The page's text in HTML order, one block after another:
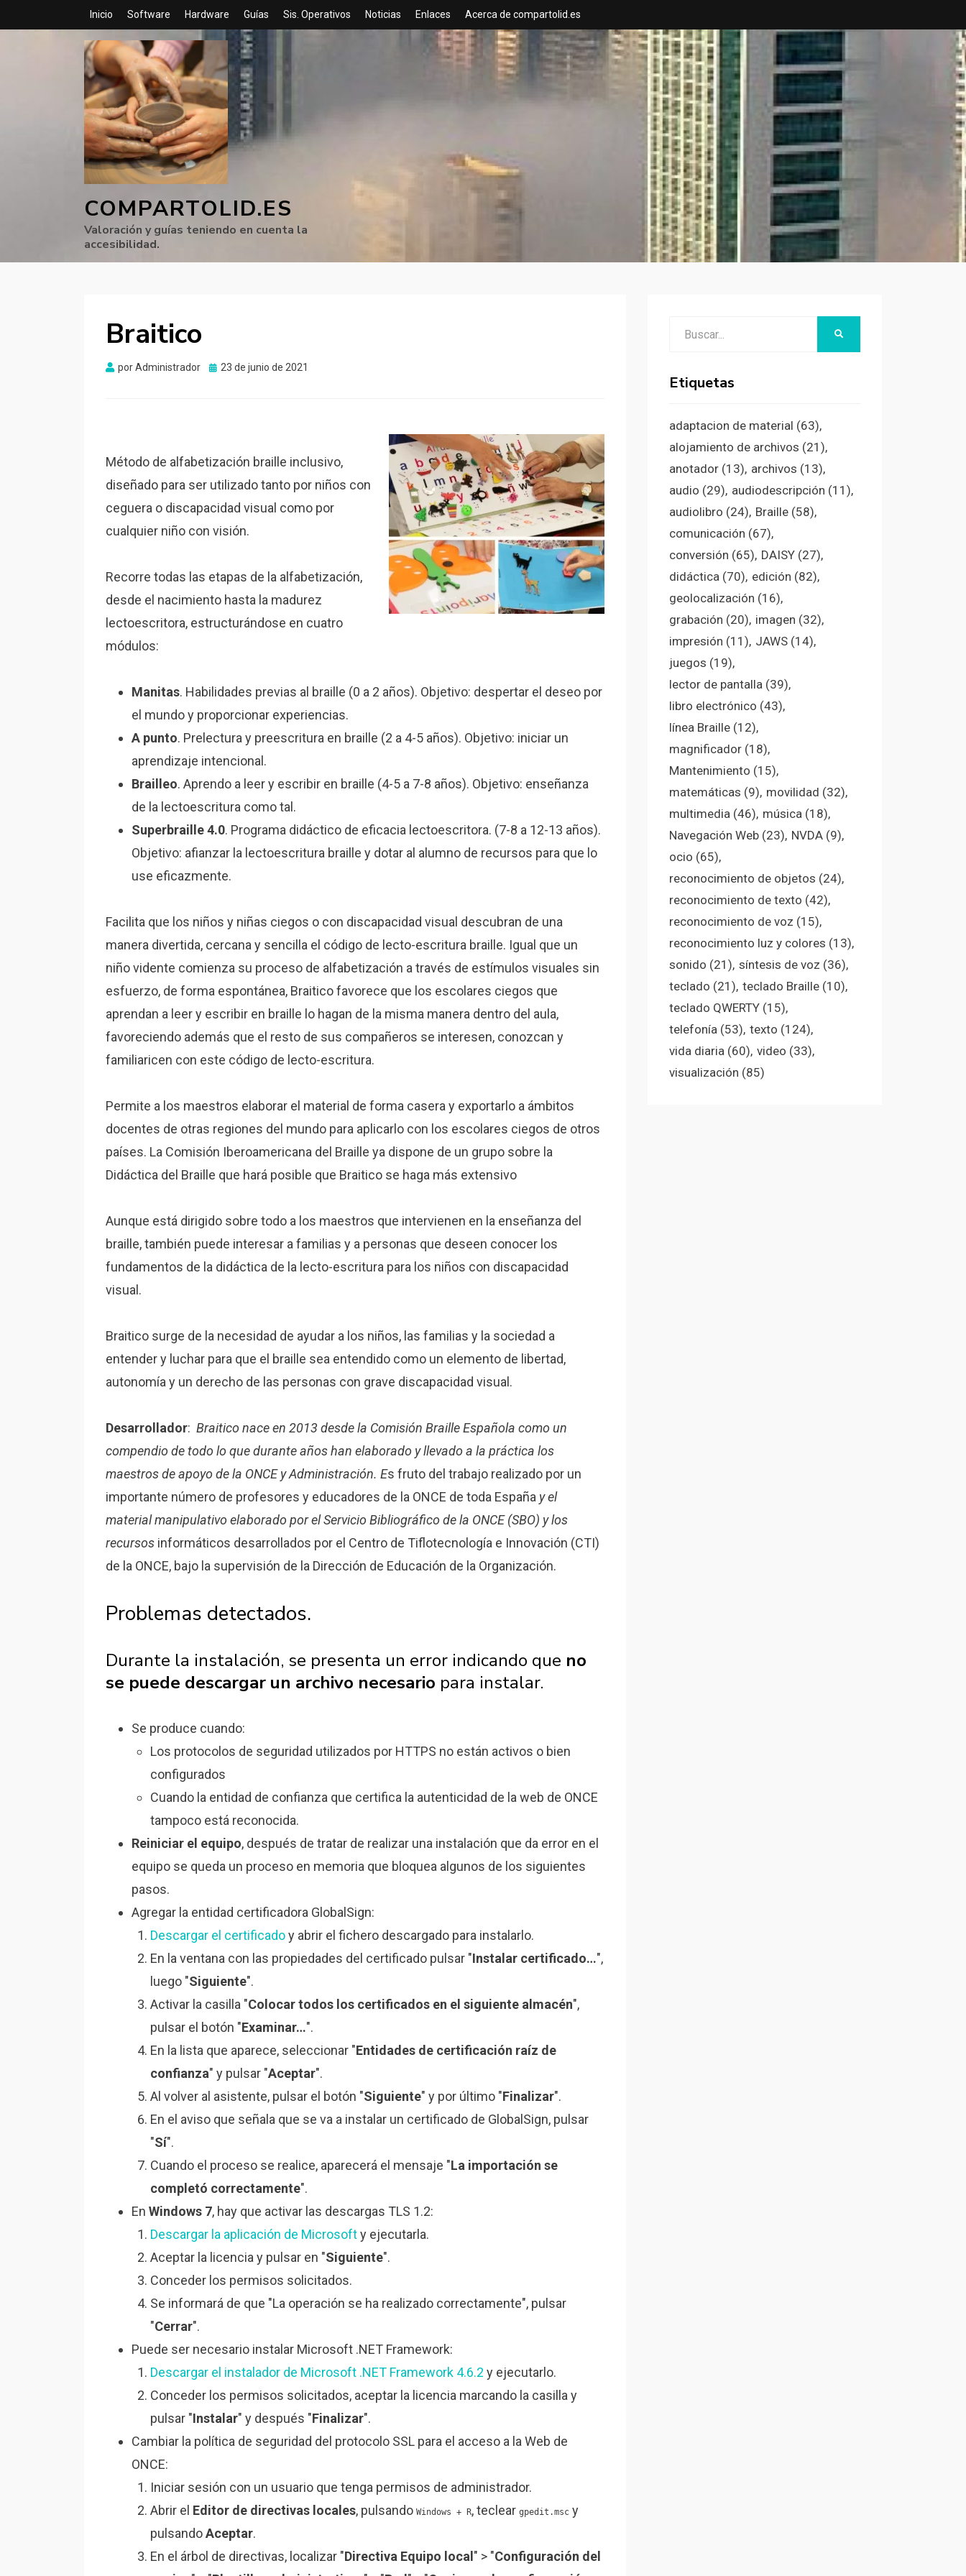
Inicio Software Hardware Guías Sis. Operativos Noticias Enlaces Acerca de compartolid.es
COMPARTOLID.ES
Valoración y guías teniendo en cuenta la
accesibilidad.
Braitico
porAdministrador
Publicado
23 de junio de 2021
Método de alfabetización braille inclusivo,
diseñado para ser utilizado tanto por niños con
ceguera o discapacidad visual como por
cualquier niño con visión.
Recorre todas las etapas de la alfabetización,
desde el nacimiento hasta la madurez
lectoescritora, estructurándose en cuatro
módulos:
Manitas. Habilidades previas al braille (0 a 2 años). Objetivo: despertar el deseo por
el mundo y proporcionar experiencias.
A punto. Prelectura y preescritura en braille (2 a 4-5 años). Objetivo: iniciar un
aprendizaje intencional.
Brailleo. ​Aprendo a leer y escribir en braille (4-5 a 7-8 años). Objetivo: enseñanza
de la lectoescritura como tal.
Superbraille 4.0. Programa didáctico de eficacia lectoescritora. (7-8 a 12-13 años).
Objetivo: afianzar la lectoescritura braille y dotar al alumno de recursos para que lo
use eficazmente.
Facilita que los niños y niñas ciegos o con discapacidad visual descubran de una
manera divertida, cercana y sencilla el código de lecto-escritura braille. Igual que un
niño vidente comienza su proceso de alfabetización a través de estímulos visuales sin
esfuerzo, de forma espontánea, Braitico favorece que los escolares ciegos que
aprendan a leer y escribir en braille lo hagan de la misma manera dentro del aula,
favoreciendo además que el resto de sus compañeros se interesen, conozcan y
familiaricen con este código de lecto-escritura.
Permite a los maestros elaborar el material de forma casera y exportarlo a ámbitos
docentes de otras regiones del mundo para aplicarlo con los escolares ciegos de otros
países. La Comisión Iberoamericana del Braille ya dispone de un grupo sobre la
Didáctica del Braille que hará posible que Braitico se haga más extensivo
Aunque está dirigido sobre todo a los maestros que intervienen en la enseñanza del
braille, también puede interesar a familias y a personas que deseen conocer los
fundamentos de la didáctica de la lecto-escritura para los niños con discapacidad
visual.
Braitico surge de la necesidad de ayudar a los niños, las familias y la sociedad a
entender y luchar para que el braille sea entendido como un elemento de libertad,
autonomía y un derecho de las personas con grave discapacidad visual.
Desarrollador: Braitico nace en 2013 desde la Comisión Braille Española como un
compendio de todo lo que durante años han elaborado y llevado a la práctica los
maestros de apoyo de la ONCE y Administración. Es fruto del trabajo realizado por un
importante número de profesores y educadores de la ONCE de toda España y el
material manipulativo elaborado por el Servicio Bibliográfico de la ONCE (SBO) y los
recursos informáticos desarrollados por el Centro de Tiflotecnología e Innovación (CTI)
de la ONCE, bajo la supervisión de la Dirección de Educación de la Organización.
Problemas detectados.
Durante la instalación, se presenta un error indicando que no
se puede descargar un archivo necesario para instalar.
Se produce cuando:
Los protocolos de seguridad utilizados por HTTPS no están activos o bien
configurados
Cuando la entidad de confianza que certifica la autenticidad de la web de ONCE
tampoco está reconocida.
Reiniciar el equipo, después de tratar de realizar una instalación que da error en el
equipo se queda un proceso en memoria que bloquea algunos de los siguientes
pasos.
Agregar la entidad certificadora GlobalSign:
Descargar el certificadoy abrir el fichero descargado para instalarlo.
En la ventana con las propiedades del certificado pulsar "Instalar certificado…",
luego "Siguiente".
Activar la casilla "Colocar todos los certificados en el siguiente almacén",
pulsar el botón "Examinar…".
En la lista que aparece, seleccionar "Entidades de certificación raíz de
confianza" y pulsar "Aceptar".
Al volver al asistente, pulsar el botón "Siguiente" y por último "Finalizar".
En el aviso que señala que se va a instalar un certificado de GlobalSign, pulsar
"Sí".
Cuando el proceso se realice, aparecerá el mensaje "La importación se
completó correctamente".
En Windows 7, hay que activar las descargas TLS 1.2:
Descargar la aplicación de Microsofty ejecutarla.
Aceptar la licencia y pulsar en "Siguiente".
Conceder los permisos solicitados.
Se informará de que "La operación se ha realizado correctamente", pulsar
"Cerrar".
Puede ser necesario instalar Microsoft .NET Framework:
Descargar el instalador de Microsoft .NET Framework 4.6.2 y ejecutarlo.
Conceder los permisos solicitados, aceptar la licencia marcando la casilla y
pulsar "Instalar" y después "Finalizar".
Cambiar la política de seguridad del protocolo SSL para el acceso a la Web de
ONCE:
Iniciar sesión con un usuario que tenga permisos de administrador.
Abrir el Editor de directivas locales, pulsando Windows + R, teclear gpedit.msc y
pulsandoAceptar.
En el árbol de directivas, localizar "Directiva Equipo local " > "Configuración del
Etiquetas
adaptacion de material (63)
alojamiento de archivos (21)
anotador(13) archivos (13)
audio (29) audiodescripción (11)
audiolibro (24) Braille(58)
comunicación (67)
conversión (65) DAISY(27)
didáctica(70) edición (82)
geolocalización (16)
grabación (20) imagen (32)
impresión (11) JAWS(14)
juegos (19)
lector de pantalla(39)
libro electrónico (43)
línea Braille(12)
magnificador(18)
Mantenimiento (15)
matemáticas (9) movilidad (32)
multimedia(46) música(18)
Navegación Web(23) NVDA(9)
ocio (65)
reconocimiento de objetos (24)
reconocimiento de texto (42)
reconocimiento de voz (15)
reconocimiento luz y colores (13)
sonido (21) síntesis de voz (36)
teclado (21) teclado Braille(10)
teclado QWERTY(15)
telefonía(53) texto (124)
vida diaria(60) video (33)
visualización (85)